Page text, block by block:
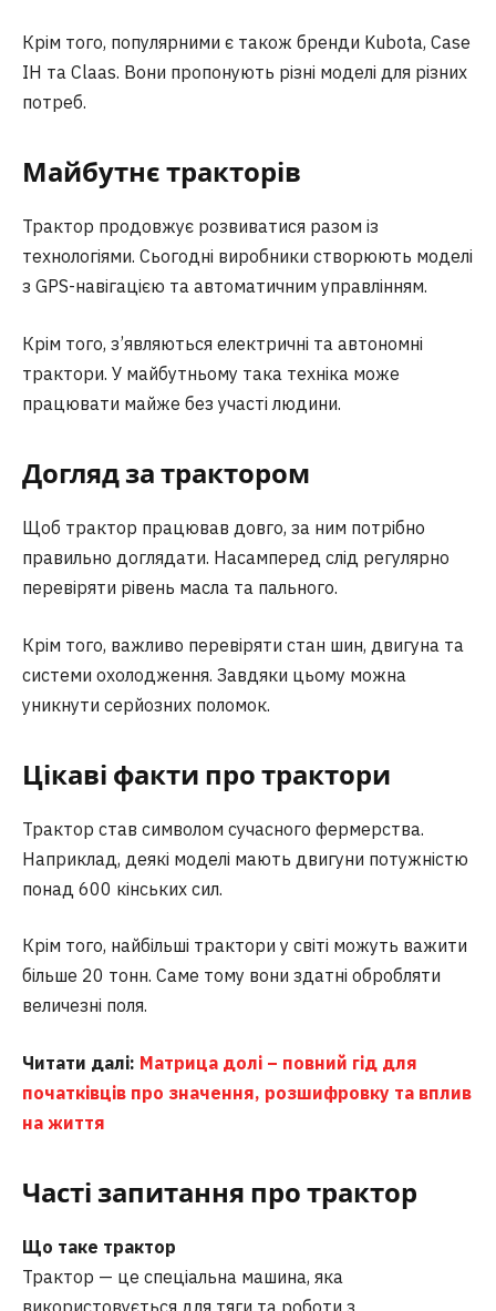
Крім того, популярними є також бренди Kubota, Case
IH та Claas. Вони пропонують різні моделі для різних
потреб.
Майбутнє тракторів
Трактор продовжує розвиватися разом із
технологіями. Сьогодні виробники створюють моделі
з GPS-навігацією та автоматичним управлінням.
Крім того, з’являються електричні та автономні
трактори. У майбутньому така техніка може
працювати майже без участі людини.
Догляд за трактором
Щоб трактор працював довго, за ним потрібно
правильно доглядати. Насамперед слід регулярно
перевіряти рівень масла та пального.
Крім того, важливо перевіряти стан шин, двигуна та
системи охолодження. Завдяки цьому можна
уникнути серйозних поломок.
Цікаві факти про трактори
Трактор став символом сучасного фермерства.
Наприклад, деякі моделі мають двигуни потужністю
понад 600 кінських сил.
Крім того, найбільші трактори у світі можуть важити
більше 20 тонн. Саме тому вони здатні обробляти
величезні поля.
Читати далі: Матрица долі – повний гід для
початківців про значення, розшифровку та вплив
на життя
Часті запитання про трактор
Що таке трактор
Трактор — це спеціальна машина, яка